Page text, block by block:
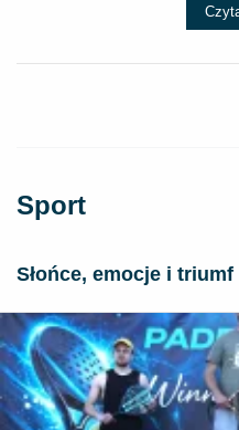
Sport
Słońce, emocje i